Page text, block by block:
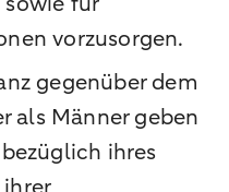
vorzusorgen.
gegenüber dem
als Männer geben
ihres